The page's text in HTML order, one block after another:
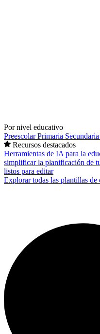
Por nivel educativo
PreescolarPrimaria Secundaria
Recursos destacados
Herramientas de IA para la
simplificar la planificación de
listos para editar
Explorar todas las plantillas de